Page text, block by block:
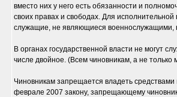
вместо них у него есть обязанности и
своих правах и свободах. Для
служащие, не являющиеся военнослужащими,
В органах государственной власти не могут
числе двойное. (Всем чиновникам, а не только
Чиновникам запрещается владеть
феврале 2007 закону, запрещающему